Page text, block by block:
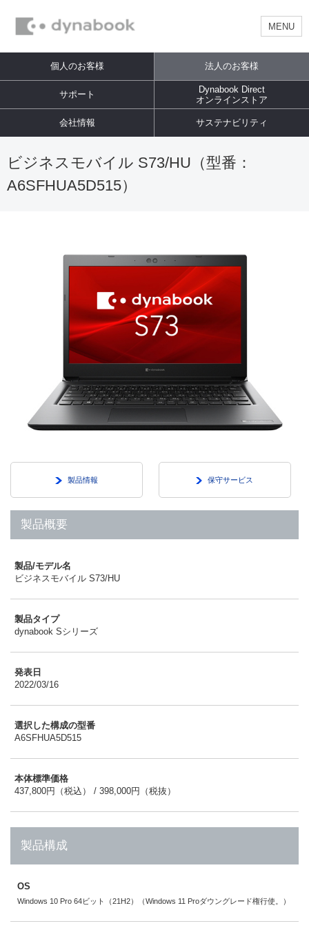
MENU
個人のお客様 法人のお客様
サポート
Dynabook Direct
オンラインストア
会社情報 サステナビリティ
ビジネスモバイル S73/HU（型番：
A6SFHUA5D515）
製品情報 保守サービス
製品概要
製品/モデル名
ビジネスモバイル S73/HU
製品タイプ
dynabook Sシリーズ
発表日
2022/03/16
選択した構成の型番
A6SFHUA5D515
本体標準価格
437,800円（税込） / 398,000円（税抜）
製品構成
OS
Windows 10 Pro 64ビット（21H2）（Windows 11 Proダウングレード権行使。）